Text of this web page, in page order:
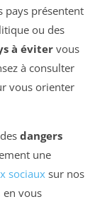
pays présentent
ou des
à éviter vous
à consulter
vous orienter
dangers
une
sociauxsur nos
en vous